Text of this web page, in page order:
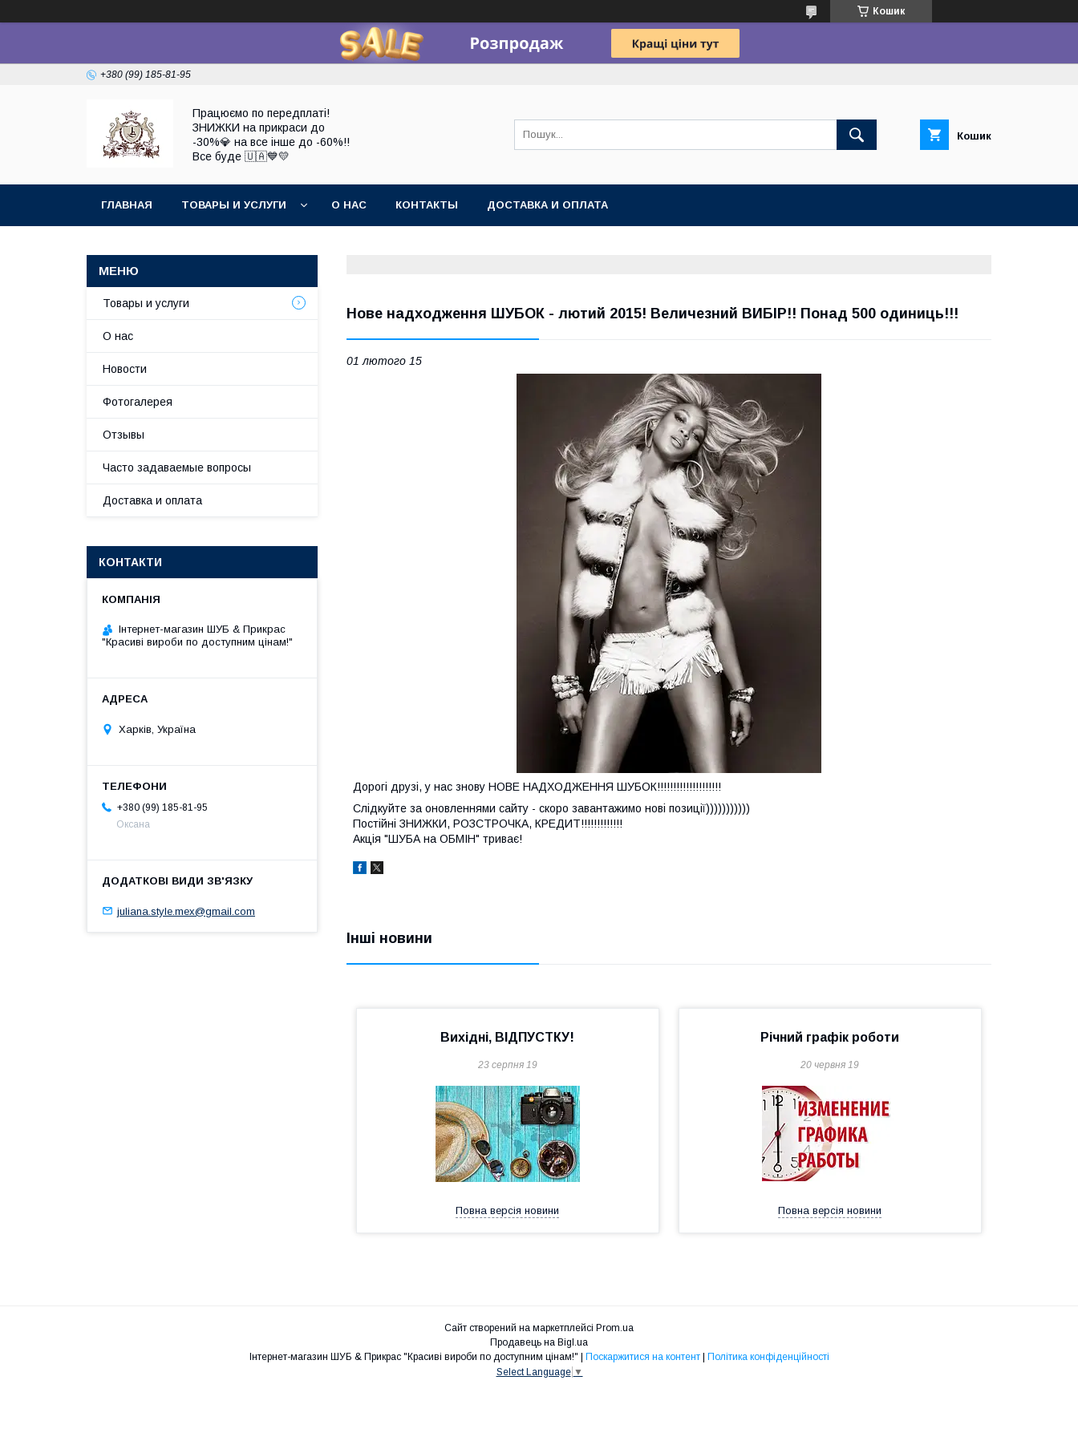
Кошик
+380 (99) 185-81-95
Працюємо по передплаті!
ЗНИЖКИ на прикраси до
-30%💎 на все інше до -60%!!
Все буде 🇺🇦💙💛
Кошик
ГЛАВНАЯ ТОВАРЫ И УСЛУГИ О НАС КОНТАКТЫ ДОСТАВКА И ОПЛАТА
Нове надходження ШУБОК - лютий 2015! Величезний ВИБІР!! Понад 500 одиниць!!!
01 лютого 15
Дорогі друзі, у нас знову НОВЕ НАДХОДЖЕННЯ ШУБОК!!!!!!!!!!!!!!!!!!!!
Слідкуйте за оновленнями сайту - скоро завантажимо нові позиції)))))))))))
Постійні ЗНИЖКИ, РОЗСТРОЧКА, КРЕДИТ!!!!!!!!!!!!!
Акція "ШУБА на ОБМІН" триває!
Інші новини
Вихідні, ВІДПУСТКУ!
23 серпня 19
Повна версія новини
Річний графік роботи
20 червня 19
Повна версія новини
Товары и услуги
О нас
Новости
Фотогалерея
Отзывы
Часто задаваемые вопросы
Доставка и оплата
КОНТАКТИ
Інтернет-магазин ШУБ & Прикрас
"Красиві вироби по доступним цінам!"
Харків, Україна
+380 (99) 185-81-95
Оксана
juliana.style.mex@gmail.com
Сайт створений на маркетплейсі Prom.ua
Продавець на Bigl.ua
Поскаржитися на контент
Політика конфіденційності
Select Language ▼